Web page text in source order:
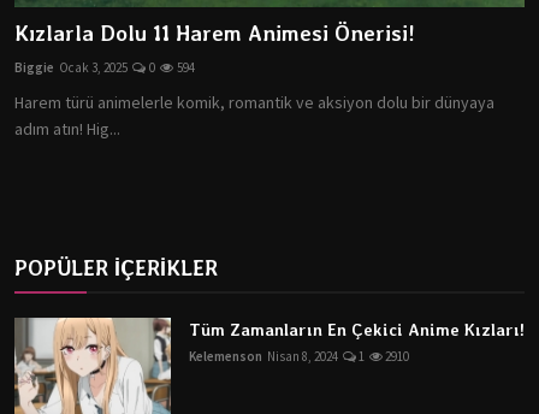
Kızlarla Dolu 11 Harem Animesi Önerisi!
Biggie Ocak 3, 2025 0 594
Harem türü animelerle komik, romantik ve aksiyon dolu bir dünyaya
adım atın! Hig...
POPÜLER İÇERİKLER
Tüm Zamanların En Çekici Anime Kızları!
Kelemenson Nisan 8, 2024 1 2910